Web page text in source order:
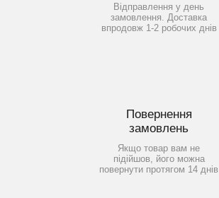
Відправлення у день
замовлення. Доставка
впродовж 1-2 робочих днів
Повернення
замовлень
Якщо товар вам не
підійшов, його можна
повернути протягом 14 днів